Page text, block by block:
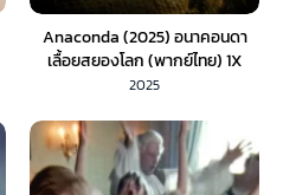
Anaconda (2025) อนาคอนดา
เลื้อยสยองโลก (พากย์ไทย) 1X
2025